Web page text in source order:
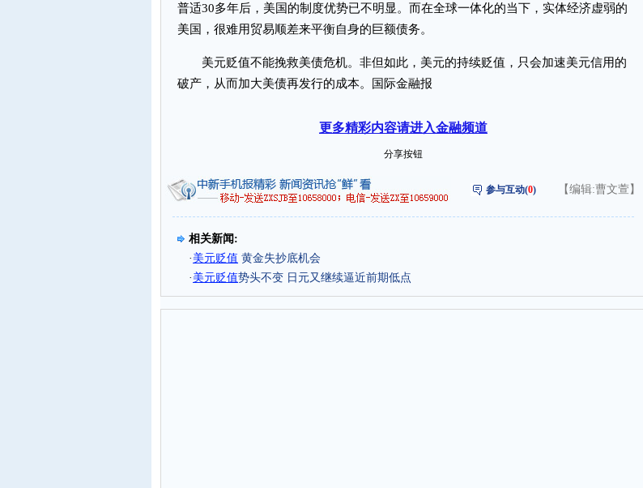
普适30多年后，美国的制度优势已不明显。而在全球一体化的当下，实体经济虚弱的
美国，很难用贸易顺差来平衡自身的巨额债务。
美元贬值不能挽救美债危机。非但如此，美元的持续贬值，只会加速美元信用的
破产，从而加大美债再发行的成本。国际金融报
更多精彩内容请进入金融频道
分享按钮
参与互动(0) 【编辑:曹文萱】
相关新闻:
· 美元贬值 黄金失抄底机会
· 美元贬值势头不变 日元又继续逼近前期低点